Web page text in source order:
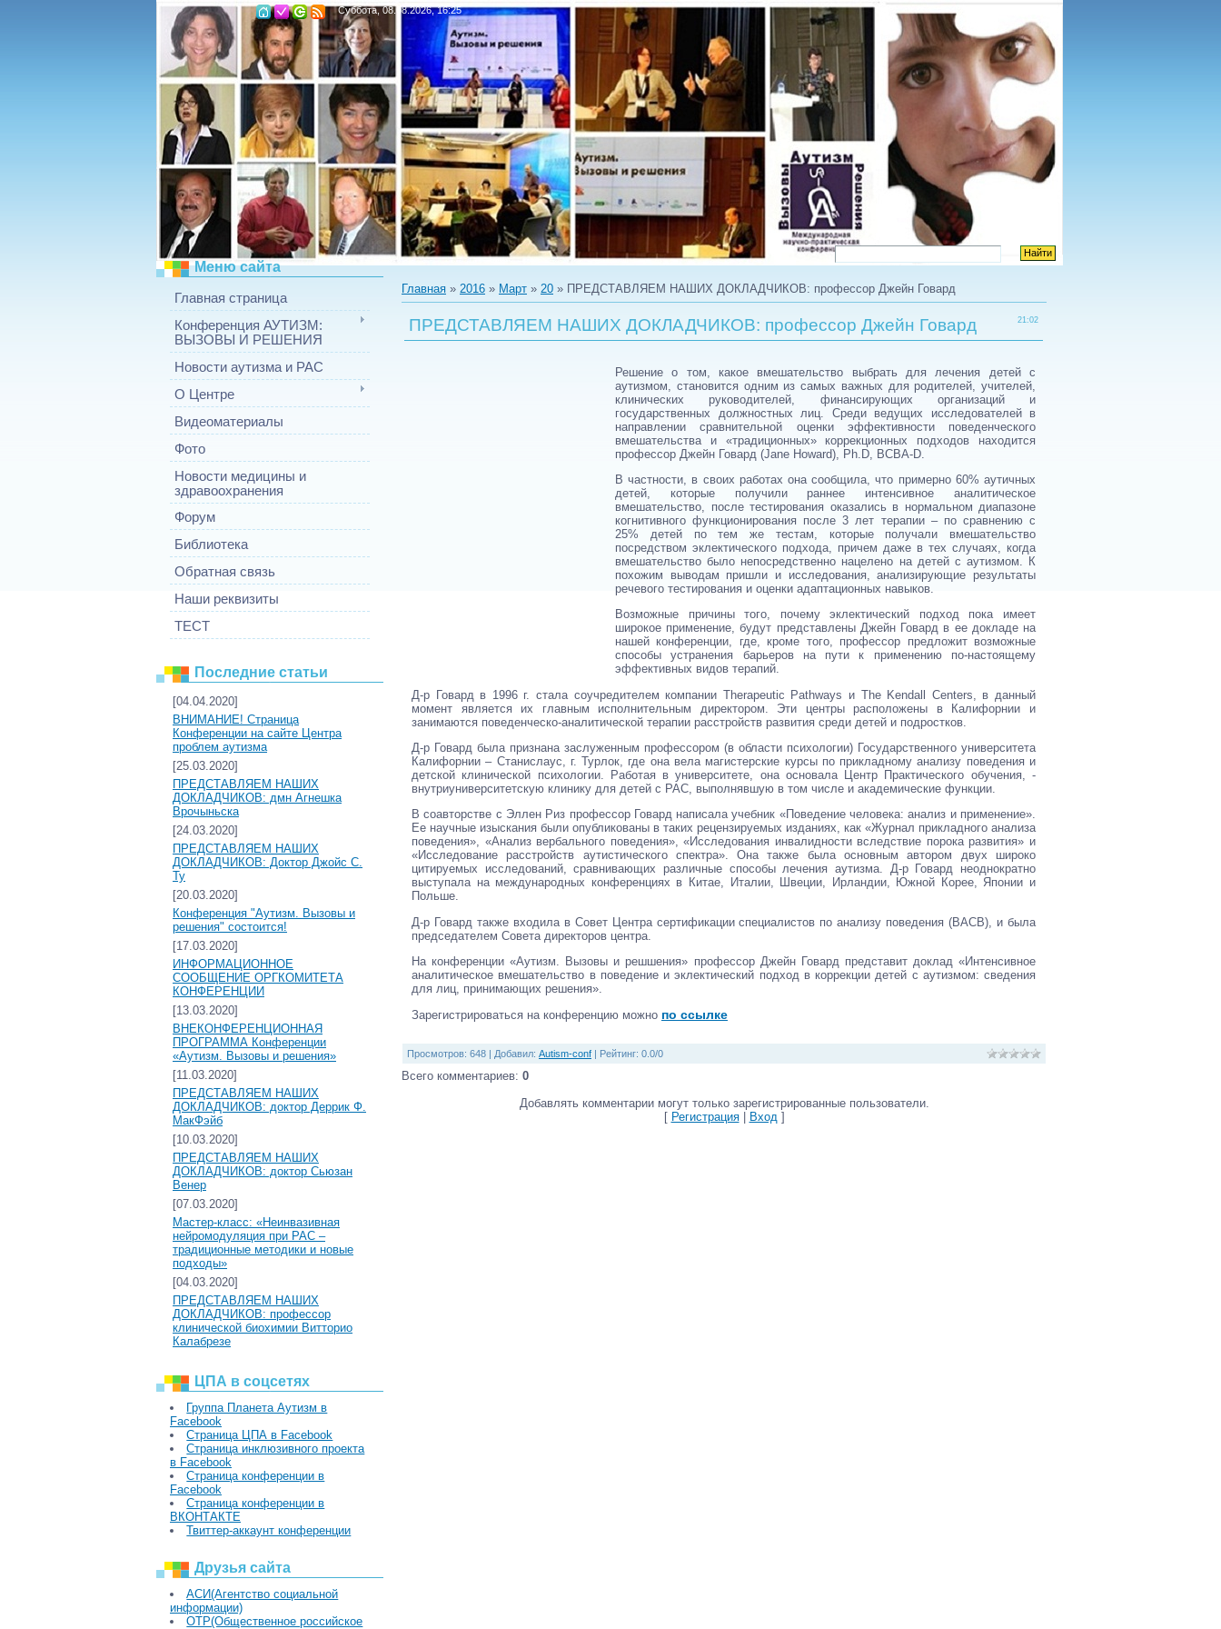
Суббота, 08.08.2026, 16:25
Меню сайта
Главная страница
Конференция АУТИЗМ:
ВЫЗОВЫ И РЕШЕНИЯ
Новости аутизма и РАС
О Центре
Видеоматериалы
Фото
Новости медицины и
здравоохранения
Форум
Библиотека
Обратная связь
Наши реквизиты
ТЕСТ
Последние статьи
[04.04.2020]
ВНИМАНИЕ! Страница
Конференции на сайте Центра
проблем аутизма
[25.03.2020]
ПРЕДСТАВЛЯЕМ НАШИХ
ДОКЛАДЧИКОВ: дмн Агнешка
Врочыньска
[24.03.2020]
ПРЕДСТАВЛЯЕМ НАШИХ
ДОКЛАДЧИКОВ: Доктор Джойс С.
Ту
[20.03.2020]
Конференция "Аутизм. Вызовы и
решения" состоится!
[17.03.2020]
ИНФОРМАЦИОННОЕ
СООБЩЕНИЕ ОРГКОМИТЕТА
КОНФЕРЕНЦИИ
[13.03.2020]
ВНЕКОНФЕРЕНЦИОННАЯ
ПРОГРАММА Конференции
«Аутизм. Вызовы и решения»
[11.03.2020]
ПРЕДСТАВЛЯЕМ НАШИХ
ДОКЛАДЧИКОВ: доктор Деррик Ф.
МакФэйб
[10.03.2020]
ПРЕДСТАВЛЯЕМ НАШИХ
ДОКЛАДЧИКОВ: доктор Сьюзан
Венер
[07.03.2020]
Мастер-класс: «Неинвазивная
нейромодуляция при РАС –
традиционные методики и новые
подходы»
[04.03.2020]
ПРЕДСТАВЛЯЕМ НАШИХ
ДОКЛАДЧИКОВ: профессор
клинической биохимии Витторио
Калабрезе
ЦПА в соцсетях
Группа Планета Аутизм в
Facebook
Страница ЦПА в Facebook
Страница инклюзивного проекта
в Facebook
Страница конференции в
Facebook
Страница конференции в
ВКОНТАКТЕ
Твиттер-аккаунт конференции
Друзья сайта
АСИ(Агентство социальной
информации)
ОТР(Общественное российское
Главная » 2016 » Март » 20 » ПРЕДСТАВЛЯЕМ НАШИХ ДОКЛАДЧИКОВ: профессор Джейн Говард
21:02
ПРЕДСТАВЛЯЕМ НАШИХ ДОКЛАДЧИКОВ: профессор Джейн Говард
Решение о том, какое вмешательство выбрать для лечения детей с
аутизмом, становится одним из самых важных для родителей, учителей,
клинических руководителей, финансирующих организаций и
государственных должностных лиц. Среди ведущих исследователей в
направлении сравнительной оценки эффективности поведенческого
вмешательства и «традиционных» коррекционных подходов находится
профессор Джейн Говард (Jane Howard), Ph.D, BCBA-D.
В частности, в своих работах она сообщила, что примерно 60% аутичных
детей, которые получили раннее интенсивное аналитическое
вмешательство, после тестирования оказались в нормальном диапазоне
когнитивного функционирования после 3 лет терапии – по сравнению с
25% детей по тем же тестам, которые получали вмешательство
посредством эклектического подхода, причем даже в тех случаях, когда
вмешательство было непосредственно нацелено на детей с аутизмом. К
похожим выводам пришли и исследования, анализирующие результаты
речевого тестирования и оценки адаптационных навыков.
Возможные причины того, почему эклектический подход пока имеет
широкое применение, будут представлены Джейн Говард в ее докладе на
нашей конференции, где, кроме того, профессор предложит возможные
способы устранения барьеров на пути к применению по-настоящему
эффективных видов терапий.
Д-р Говард в 1996 г. стала соучредителем компании Therapeutic Pathways и The Kendall Centers, в данный
момент является их главным исполнительным директором. Эти центры расположены в Калифорнии и
занимаются поведенческо-аналитической терапии расстройств развития среди детей и подростков.
Д-р Говард была признана заслуженным профессором (в области психологии) Государственного университета
Калифорнии – Станислаус, г. Турлок, где она вела магистерские курсы по прикладному анализу поведения и
детской клинической психологии. Работая в университете, она основала Центр Практического обучения, -
внутриуниверситетскую клинику для детей с РАС, выполнявшую в том числе и академические функции.
В соавторстве с Эллен Риз профессор Говард написала учебник «Поведение человека: анализ и применение».
Ее научные изыскания были опубликованы в таких рецензируемых изданиях, как «Журнал прикладного анализа
поведения», «Анализ вербального поведения», «Исследования инвалидности вследствие порока развития» и
«Исследование расстройств аутистического спектра». Она также была основным автором двух широко
цитируемых исследований, сравнивающих различные способы лечения аутизма. Д-р Говард неоднократно
выступала на международных конференциях в Китае, Италии, Швеции, Ирландии, Южной Корее, Японии и
Польше.
Д-р Говард также входила в Совет Центра сертификации специалистов по анализу поведения (ВАСВ), и была
председателем Совета директоров центра.
На конференции «Аутизм. Вызовы и решшения» профессор Джейн Говард представит доклад «Интенсивное
аналитическое вмешательство в поведение и эклектический подход в коррекции детей с аутизмом: сведения
для лиц, принимающих решения».
Зарегистрироваться на конференцию можно по ссылке
Просмотров: 648 | Добавил: Autism-conf Рейтинг: 0.0/0
Всего комментариев: 0
Добавлять комментарии могут только зарегистрированные пользователи.
[ Регистрация| Вход]